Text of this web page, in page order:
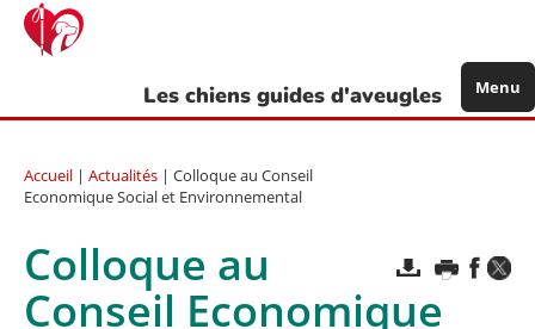
Aller
contenu
Les chiens guides d'aveugles Menu
Accueil | Actualités | Colloque au Conseil
Economique Social et Environnemental
Colloque au
Conseil Economique